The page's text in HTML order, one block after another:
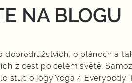
NA BLOGU
dobrodružstvích, o plánech a
z cest po celém světě.
studio jógy Yoga 4 Everybody.